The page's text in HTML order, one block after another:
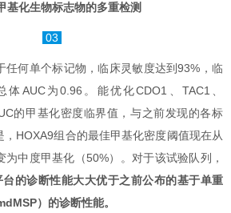
基化生物标志物的多重检测
03
任何单个标记物，临床灵敏度达到93%，临
AUC为0.96。能优化CDO1、TAC1、
的甲基化密度临界值，与之前发现的各标
HOXA9组合的最佳甲基化密度阈值现在从
中度甲基化（50%）。对于该试验队列，
的诊断性能大大优于之前公布的基于单重
）的诊断性能。